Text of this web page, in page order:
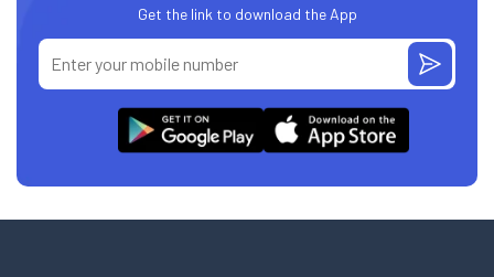
Get the link to download the App